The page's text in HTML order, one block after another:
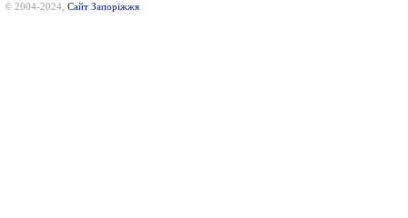
© 2004-2024, Сайт Запоріжжя